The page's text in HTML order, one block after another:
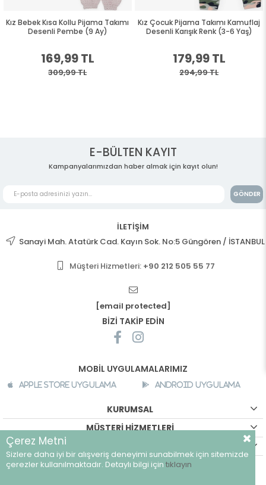
Kız Bebek Kısa Kollu Pijama Takımı
Desenli Pembe (9 Ay)
169,99 TL
309,99 TL
Kız Çocuk Pijama Takımı Kamuflaj
Desenli Karışık Renk (3-6 Yaş)
179,99 TL
294,99 TL
E-BÜLTEN KAYIT
Kampanyalarımızdan haber almak için kayıt olun!
GÖNDER
İLETİŞİM
Sanayi Mah. Atatürk Cad. Kayın Sok. No:5 Güngören / İSTANBUL
Müşteri Hizmetleri: +90 212 505 55 77
[email protected]
BİZİ TAKİP EDİN
MOBİL UYGULAMALARIMIZ
Apple Store Uygulama Android Uygulama
KURUMSAL
MÜŞTERİ HİZMETLERİ
©breeze.com.tr - Tüm hakları saklıdır.
Çerez Metni
Sizlere daha iyi bir alışveriş deneyimi sunabilmek için sitemizde
çerezler kullanılmaktadır. Detaylı bilgi için tıklayın